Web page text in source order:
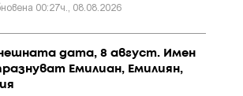
00:27ч., 08.08.2026
дата, 8 август. Имен
Емилиан, Емилиян,